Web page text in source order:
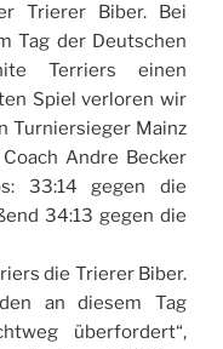
Trierer Biber. Bei
Tag der Deutschen
Terriers einen
Spiel verloren wir
Turniersieger Mainz
Andre Becker
33:14 gegen die
34:13 gegen die
die Trierer Biber.
an diesem Tag
überfordert“,